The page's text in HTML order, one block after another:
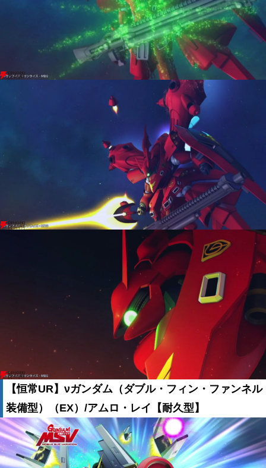
【恒常UR】νガンダム（ダブル・フィン・ファンネル
装備型）（EX）/アムロ・レイ【耐久型】